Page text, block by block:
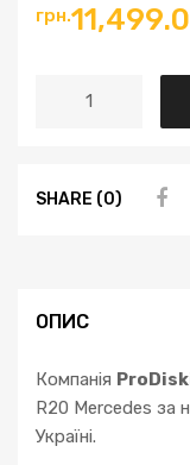
грн.
SHARE (0)
ОПИС
Компанія
R20 Mercedes за
Україні.